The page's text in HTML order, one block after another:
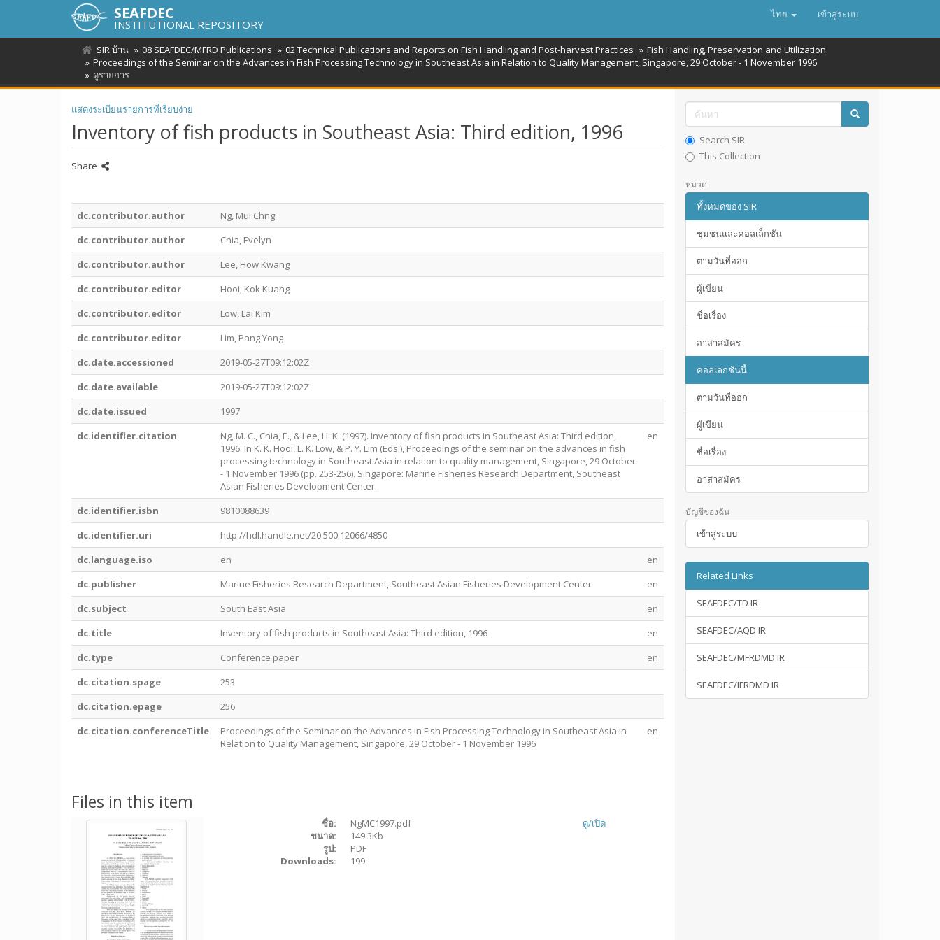
SEAFDEC
INSTITUTIONAL REPOSITORY
ไทย เข้าสู่ระบบ
SIR บ้าน 08 SEAFDEC/MFRD Publications 02 Technical Publications and Reports on Fish Handling and Post-harvest Practices
Fish Handling, Preservation and Utilization
Proceedings of the Seminar on the Advances in Fish Processing Technology in Southeast Asia in Relation to Quality Management, Singapore, 29 October - 1 November 1996
ดูรายการ
แสดงระเบียนรายการที่เรียบง่าย
Inventory of fish products in Southeast Asia: Third edition, 1996
Share
dc.contributor.author
Ng, Mui Chng
dc.contributor.author
Chia, Evelyn
dc.contributor.author
Lee, How Kwang
dc.contributor.editor
Hooi, Kok Kuang
dc.contributor.editor
Low, Lai Kim
dc.contributor.editor
Lim, Pang Yong
dc.date.accessioned
2019-05-27T09:12:02Z
dc.date.available
2019-05-27T09:12:02Z
dc.date.issued
1997
dc.identifier.citation
Ng, M. C., Chia, E., & Lee, H. K. (1997). Inventory of fish products in Southeast Asia: Third edition,
1996. In K. K. Hooi, L. K. Low, & P. Y. Lim (Eds.), Proceedings of the seminar on the advances in fish
processing technology in Southeast Asia in relation to quality management, Singapore, 29 October
- 1 November 1996 (pp. 253-256). Singapore: Marine Fisheries Research Department, Southeast
Asian Fisheries Development Center.
en
dc.identifier.isbn
9810088639
dc.identifier.uri
http://hdl.handle.net/20.500.12066/4850
dc.language.iso
en
en
dc.publisher
Marine Fisheries Research Department, Southeast Asian Fisheries Development Center
en
dc.subject
South East Asia
en
dc.title
Inventory of fish products in Southeast Asia: Third edition, 1996
en
dc.type
Conference paper
en
dc.citation.spage
253
dc.citation.epage
256
dc.citation.conferenceTitle
Proceedings of the Seminar on the Advances in Fish Processing Technology in Southeast Asia in
Relation to Quality Management, Singapore, 29 October - 1 November 1996
en
Files in this item
ชื่อ:
NgMC1997.pdf
ขนาด:
149.3Kb
รูป:
PDF
Downloads:
199
ดู/เปิด
Search SIR
This Collection
หมวด
ทั้งหมดของ SIR
ชุมชนและคอลเล็กชัน
ตามวันที่ออก
ผู้เขียน
ชื่อเรื่อง
อาสาสมัคร
คอลเลกชันนี้
ตามวันที่ออก
ผู้เขียน
ชื่อเรื่อง
อาสาสมัคร
บัญชีของฉัน
เข้าสู่ระบบ
Related Links
SEAFDEC/TD IR
SEAFDEC/AQD IR
SEAFDEC/MFRDMD IR
SEAFDEC/IFRDMD IR